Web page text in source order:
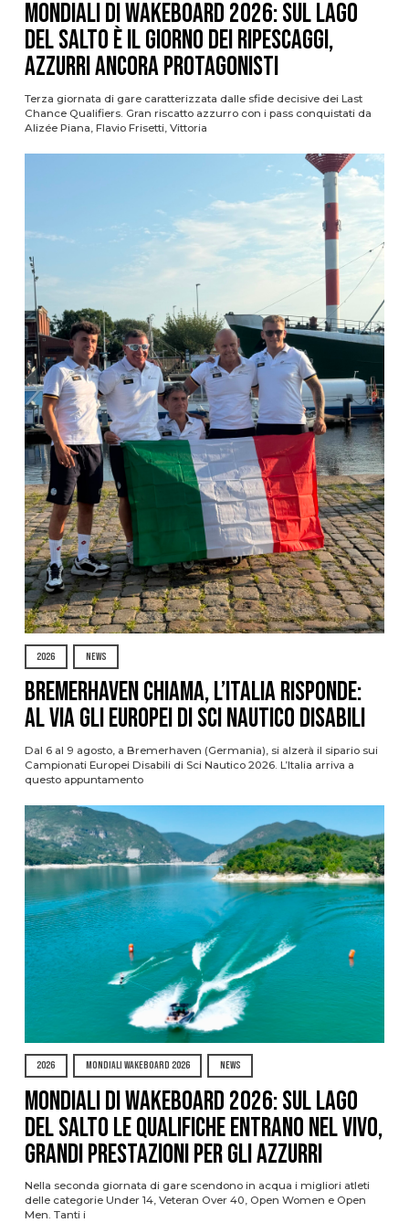
Mondiali di Wakeboard 2026: sul Lago
del Salto è il giorno dei ripescaggi,
azzurri ancora protagonisti
Terza giornata di gare caratterizzata dalle sfide decisive dei Last
Chance Qualifiers. Gran riscatto azzurro con i pass conquistati da
Alizée Piana, Flavio Frisetti, Vittoria
2026 NEWS
Bremerhaven chiama, l’Italia risponde:
al via gli Europei di Sci Nautico Disabili
Dal 6 al 9 agosto, a Bremerhaven (Germania), si alzerà il sipario sui
Campionati Europei Disabili di Sci Nautico 2026. L’Italia arriva a
questo appuntamento
2026 MONDIALI WAKEBOARD 2026 NEWS
Mondiali di Wakeboard 2026: sul Lago
del Salto le qualifiche entrano nel vivo,
grandi prestazioni per gli azzurri
Nella seconda giornata di gare scendono in acqua i migliori atleti
delle categorie Under 14, Veteran Over 40, Open Women e Open
Men. Tanti i